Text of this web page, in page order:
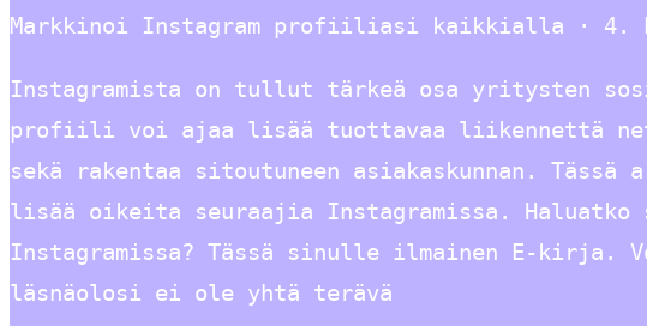
Markkinoi Instagram profiiliasi kaikkialla ·
Instagramista on tullut tärkeä osa yritysten
profiili voi ajaa lisää tuottavaa liikennettä
sekä rakentaa sitoutuneen asiakaskunnan. Tässä
lisää oikeita seuraajia Instagramissa. Haluatko
Instagramissa? Tässä sinulle ilmainen E-kirja.
läsnäolosi ei ole yhtä terävä